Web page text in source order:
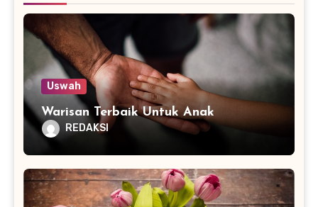
Uswah
Warisan Terbaik Untuk Anak
REDAKSI